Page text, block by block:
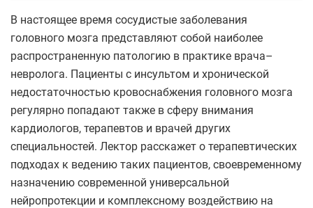
В настоящее время сосудистые заболевания
головного мозга представляют собой наиболее
распространенную патологию в практике врача–
невролога. Пациенты с инсультом и хронической
недостаточностью кровоснабжения головного мозга
регулярно попадают также в сферу внимания
кардиологов, терапевтов и врачей других
специальностей. Лектор расскажет о терапевтических
подходах к ведению таких пациентов, своевременному
назначению современной универсальной
нейропротекции и комплексному воздействию на